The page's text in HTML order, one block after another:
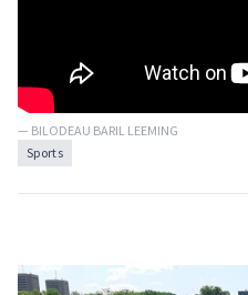
— BILODEAU BARIL LEEMING
Sports